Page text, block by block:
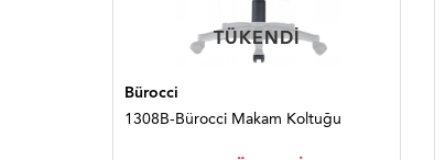
TÜKENDI
TÜKENDI
Bürocci
1308B-Bürocci Makam Koltuğu